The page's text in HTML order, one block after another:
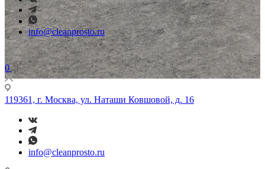
info@cleanprosto.ru
0
119361, г. Москва, ул. Наташи Ковшовой, д. 16
info@cleanprosto.ru